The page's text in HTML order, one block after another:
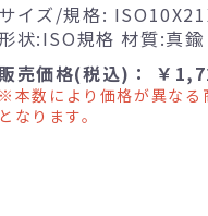
サイズ/規格:
状:ISO規格 材質:真
販売価格(税込)： ￥
※本数により価格が異なる
となります。